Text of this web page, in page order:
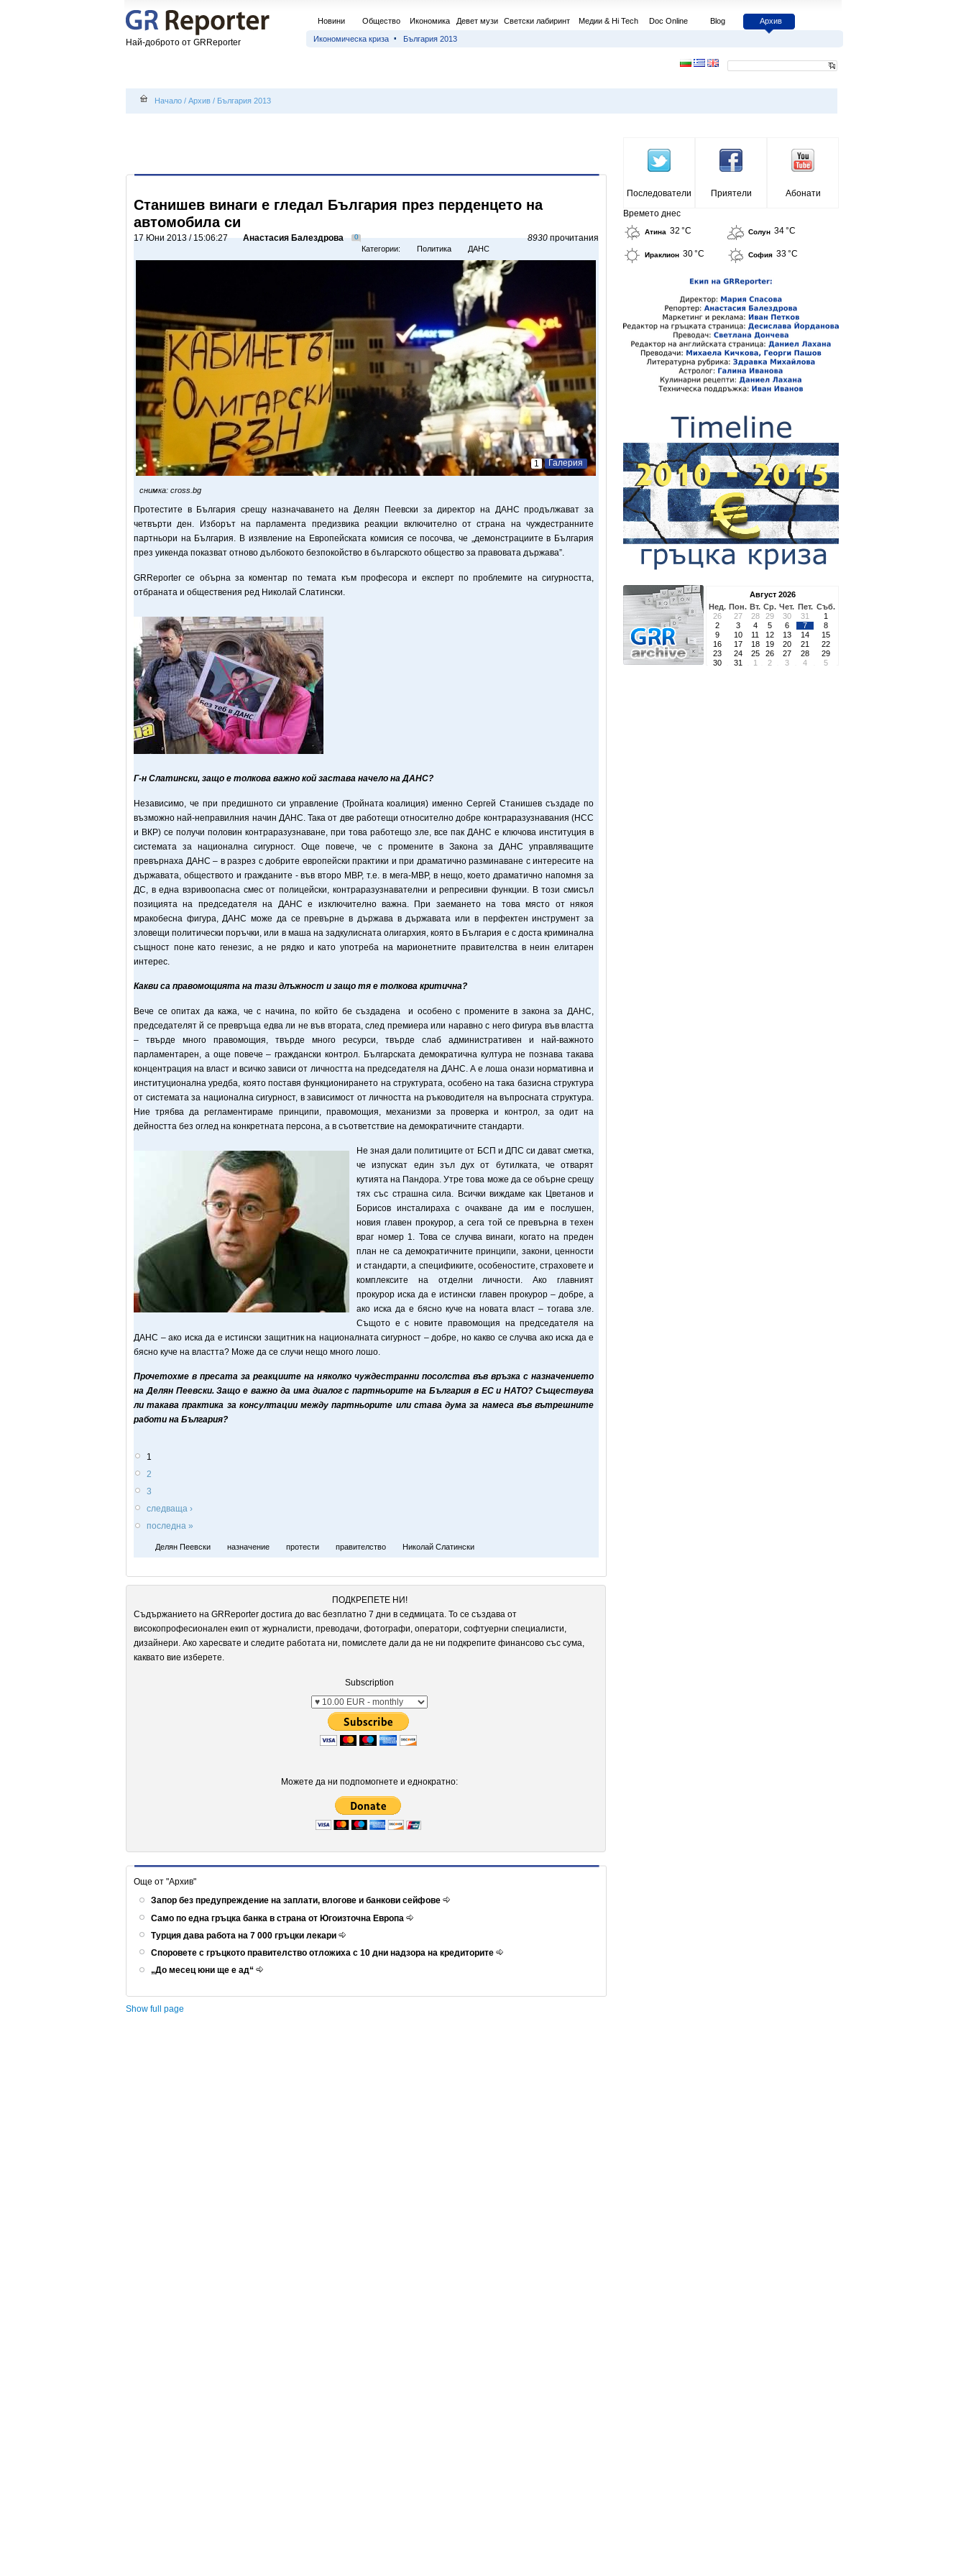
Най-доброто от GRReporter
Новини Общество Икономика Девет музи Светски лабиринт Медии & Hi Tech Doc Online Blog Архив
Икономическа криза България 2013
Начало / Архив / България 2013
Станишев винаги е гледал България през перденцето на
автомобила си
17 Юни 2013 / 15:06:27 Анастасия Балездрова 0 8930 прочитания
Галерия
1
снимка: cross.bg
Протестите в България срещу назначаването на Делян Пеевски за директор на ДАНС продължават за
четвърти ден. Изборът на парламента предизвика реакции включително от страна на чуждестранните
партньори на България. В изявление на Европейската комисия се посочва, че „демонстрациите в България
през уикенда показват отново дълбокото безпокойство в българското общество за правовата държава”.
GRReporter се обърна за коментар по темата към професора и експерт по проблемите на сигурността,
отбраната и обществения ред Николай Слатински.
Г-н Слатински, защо е толкова важно кой застава начело на ДАНС?
Независимо, че при предишното си управление (Тройната коалиция) именно Сергей Станишев създаде по
възможно най-неправилния начин ДАНС. Така от две работещи относително добре контраразузнавания (НСС
и ВКР) се получи половин контраразузнаване, при това работещо зле, все пак ДАНС е ключова институция в
системата за национална сигурност. Още повече, че с промените в Закона за ДАНС управляващите
превърнаха ДАНС – в разрез с добрите европейски практики и при драматично разминаване с интересите на
държавата, обществото и гражданите - във второ МВР, т.е. в мега-МВР, в нещо, което драматично напомня за
ДС, в една взривоопасна смес от полицейски, контраразузнавателни и репресивни функции. В този смисъл
позицията на председателя на ДАНС е изключително важна. При заемането на това място от някоя
мракобесна фигура, ДАНС може да се превърне в държава в държавата или в перфектен инструмент за
зловещи политически поръчки, или в маша на задкулисната олигархия, която в България е с доста криминална
същност поне като генезис, а не рядко и като употреба на марионетните правителства в неин елитарен
интерес.
Какви са правомощията на тази длъжност и защо тя е толкова критична?
Вече се опитах да кажа, че с начина, по който бе създадена и особено с промените в закона за ДАНС,
председателят й се превръща едва ли не във втората, след премиера или наравно с него фигура във властта
– твърде много правомощия, твърде много ресурси, твърде слаб административен и най-важното
парламентарен, а още повече – граждански контрол. Българската демократична култура не познава такава
концентрация на власт и всичко зависи от личността на председателя на ДАНС. А е лоша онази нормативна и
институционална уредба, която поставя функционирането на структурата, особено на така базисна структура
от системата за национална сигурност, в зависимост от личността на ръководителя на въпросната структура.
Ние трябва да регламентираме принципи, правомощия, механизми за проверка и контрол, за одит на
дейността без оглед на конкретната персона, а в съответствие на демократичните стандарти.
Не зная дали политиците от БСП и ДПС си дават сметка,
че изпускат един зъл дух от бутилката, че отварят
кутията на Пандора. Утре това може да се обърне срещу
тях със страшна сила. Всички виждаме как Цветанов и
Борисов инсталираха с очакване да им е послушен,
новия главен прокурор, а сега той се превърна в техен
враг номер 1. Това се случва винаги, когато на преден
план не са демократичните принципи, закони, ценности
и стандарти, а спецификите, особеностите, страховете и
комплексите на отделни личности. Ако главният
прокурор иска да е истински главен прокурор – добре, а
ако иска да е бясно куче на новата власт – тогава зле.
Същото е с новите правомощия на председателя на
ДАНС – ако иска да е истински защитник на националната сигурност – добре, но какво се случва ако иска да е
бясно куче на властта? Може да се случи нещо много лошо.
Прочетохме в пресата за реакциите на няколко чуждестранни посолства във връзка с назначението
на Делян Пеевски. Защо е важно да има диалог с партньорите на България в ЕС и НАТО? Съществува
ли такава практика за консултации между партньорите или става дума за намеса във вътрешните
работи на България?
1
2
3
следваща ›
последна »
Категории: Политика ДАНС
Делян Пеевски назначение протести правителство Николай Слатински
ПОДКРЕПЕТЕ НИ!
Съдържанието на GRReporter достига до вас безплатно 7 дни в седмицата. То се създава от
високопрофесионален екип от журналисти, преводачи, фотографи, оператори, софтуерни специалисти,
дизайнери. Ако харесвате и следите работата ни, помислете дали да не ни подкрепите финансово със сума,
каквато вие изберете.
Subscription
Можете да ни подпомогнете и еднократно:
Още от "Архив"
Запор без предупреждение на заплати, влогове и банкови сейфове
Само по една гръцка банка в страна от Югоизточна Европа
Турция дава работа на 7 000 гръцки лекари
Споровете с гръцкото правителство отложиха с 10 дни надзора на кредиторите
„До месец юни ще е ад“
Show full page
Последователи Приятели
Абонати
Времето днес
Атина 32 °C Солун 34 °C
Ираклион 30 °C София 33 °C
Август 2026
Нед. Пон. Вт. Ср. Чет. Пет. Съб.
26
27 28 29 30 31
1
2
3 4 5 6 7
8
9
10 11 12 13 14
15
16
17 18 19 20 21
22
23
24 25 26 27 28
29
30
31 1 2 3 4 5